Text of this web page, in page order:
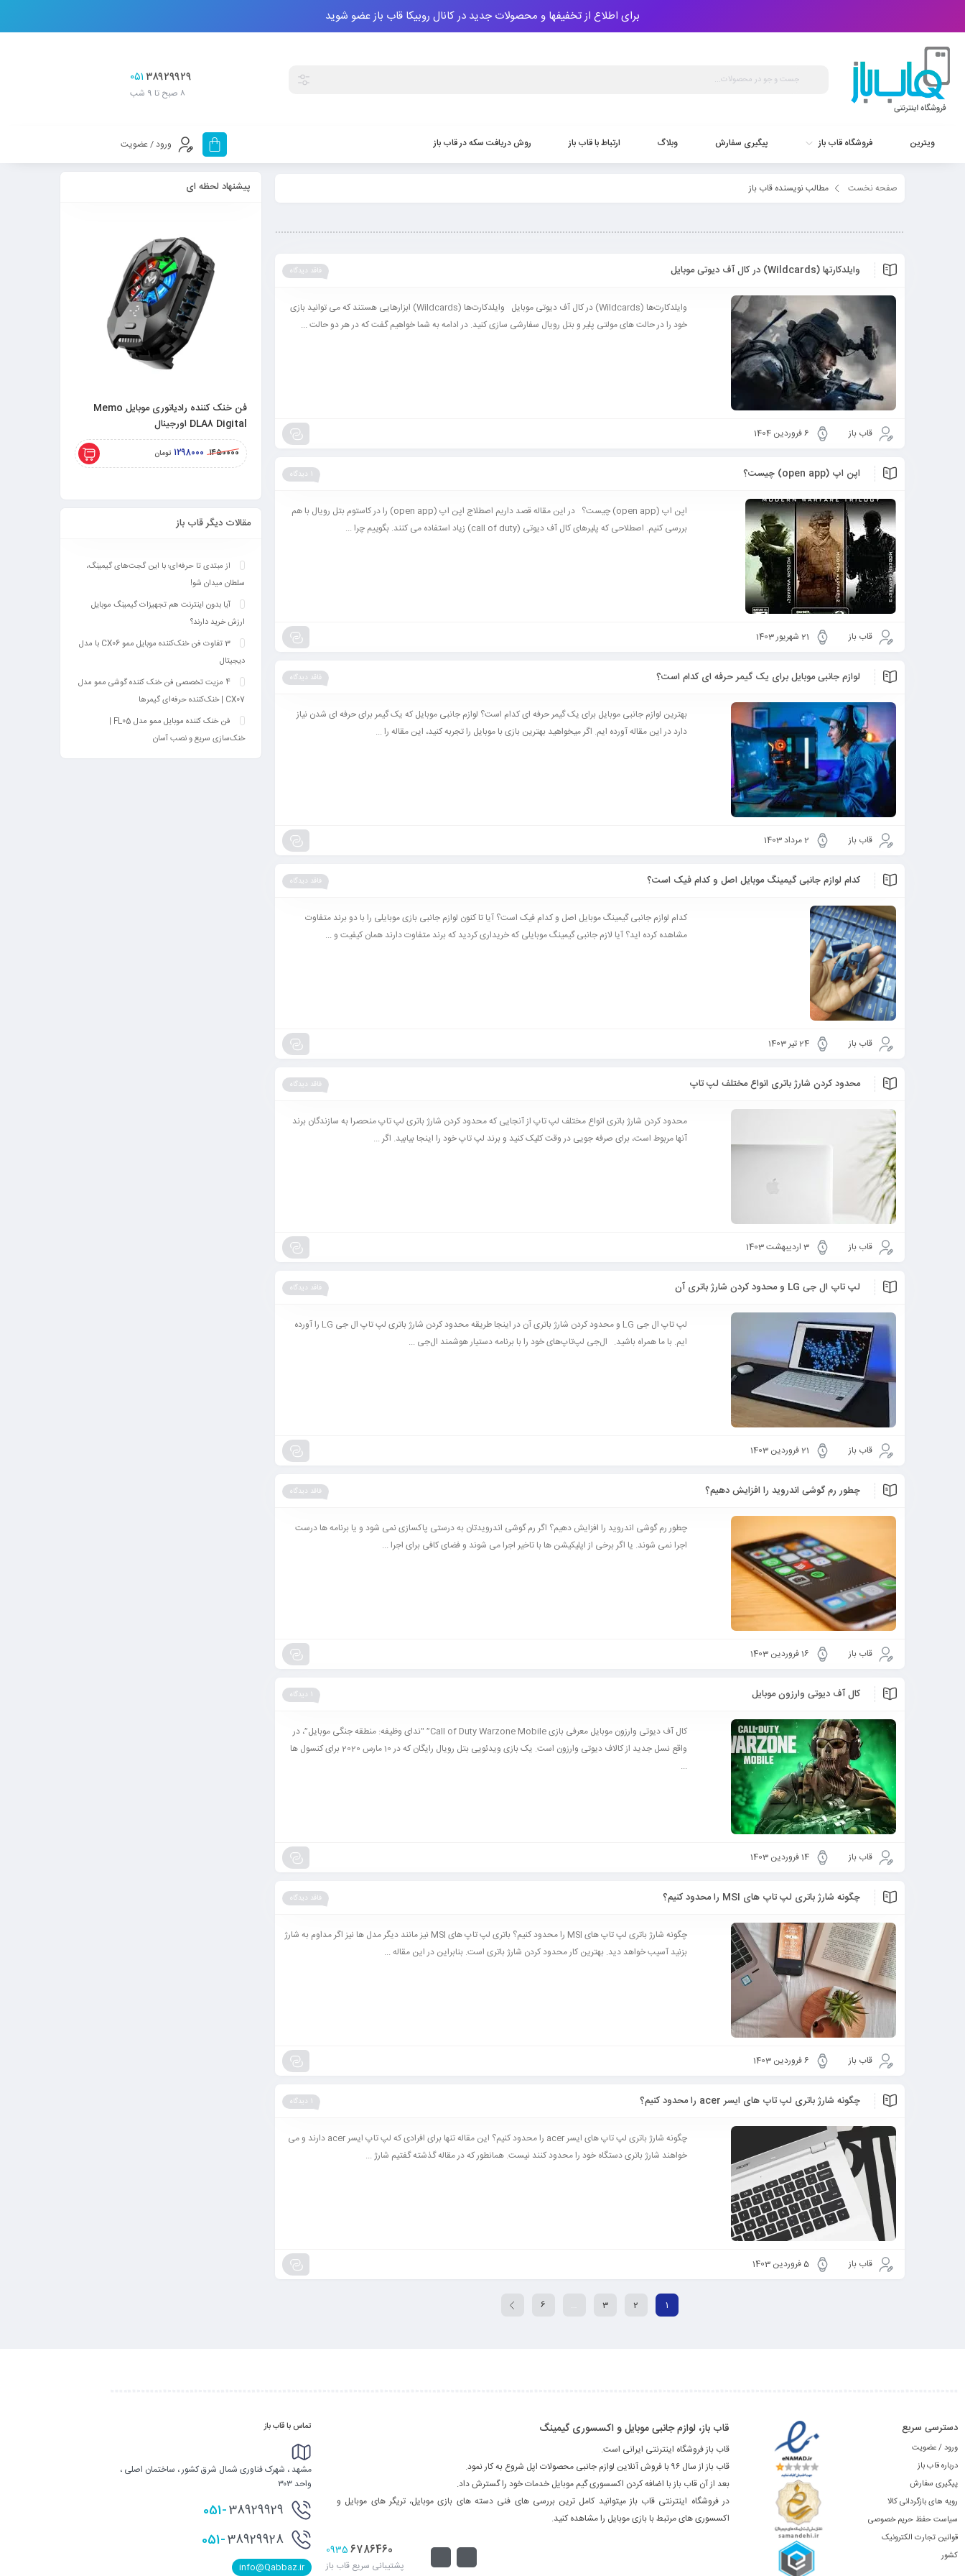
برای اطلاع از تخفیفها و محصولات جدید در کانال روبیکا قاب باز عضو شوید
۳۸۹۲۹۹۲۹۰۵۱
۸ صبح تا 9 شب
ویترین فروشگاه قاب باز پیگیری سفارش وبلاگ ارتباط با قاب باز روش دریافت سکه‌ در قاب باز ورود / عضویت
صفحه نخست مطالب نویسنده قاب باز
فاقد دیدگاه وایلدکارتها (Wildcards) در کال آف دیوتی موبایل
وایلدکارت‌ها (Wildcards) در کال آف دیوتی موبایل وایلدکارت‌ها (Wildcards) ابزارهایی هستند که می توانید بازی
خود را در حالت های مولتی پلیر و بتل رویال سفارشی سازی کنید. در ادامه به شما خواهیم گفت که در هر دو حالت ...
قاب باز 6 فروردین 1404
1 دیدگاه اپن اپ (open app) چیست؟
اپن اپ (open app) چیست؟ در این مقاله قصد داریم اصطلاج اپن اپ (open app) را در کاستوم بتل رویال با هم
بررسی کنیم. اصطلاحی که پلیرهای کال آف دیوتی (call of duty) زیاد استفاده می کنند. بگوییم چرا ...
قاب باز 21 شهریور 1403
فاقد دیدگاه لوازم جانبی موبایل برای یک گیمر حرفه ای کدام است؟
بهترین لوازم جانبی موبایل برای یک گیمر حرفه ای کدام است؟ لوازم جانبی موبایل که یک گیمر برای حرفه ای شدن نیاز
دارد در این مقاله آورده ایم. اگر میخواهید بهترین بازی با موبایل را تجربه کنید، این مقاله را ...
قاب باز 2 مرداد 1403
فاقد دیدگاه کدام لوازم جانبی گیمینگ موبایل اصل و کدام فیک است؟
کدام لوازم جانبی گیمینگ موبایل اصل و کدام فیک است؟ آیا تا کنون لوازم جانبی بازی موبایلی را با دو برند متفاوت
مشاهده کرده اید؟ آیا لازم جانبی گیمینگ موبایلی که خریداری کردید که برند متفاوت دارند همان کیفیت و ...
قاب باز 24 تیر 1403
فاقد دیدگاه محدود کردن شارژ باتری انواع مختلف لپ تاپ
محدود کردن شارژ باتری انواع مختلف لپ تاپ از آنجایی که محدود کردن شارژ باتری لپ تاپ منحصرا به سازندگان برند
آنها مربوط است، برای صرفه جویی در وقت کلیک کنید و برند لپ تاپ خود را اینجا بیابید. اگر ...
قاب باز 3 اردیبهشت 1403
فاقد دیدگاه لپ تاپ ال جی LG و محدود کردن شارژ باتری آن
لپ تاپ ال جی LG و محدود کردن شارژ باتری آن در اینجا طریقه محدود کردن شارژ باتری لپ تاپ ال جی LG را آورده
ایم. با ما همراه باشید. ال‌جی لپ‌تاپ‌های خود را با برنامه دستیار هوشمند ال‌جی ...
قاب باز 21 فروردین 1403
فاقد دیدگاه چطور رم گوشی اندروید را افزایش دهیم؟
چطور رم گوشی اندروید را افزایش دهیم؟ اگر رم گوشی اندرویدتان به درستی پاکسازی نمی شود و یا برنامه ها درست
اجرا نمی شوند. یا اگر برخی از اپلیکیشن ها با تاخیر اجرا می شوند و فضای کافی برای اجرا ...
قاب باز 16 فروردین 1403
1 دیدگاه کال آف دیوتی وارزون موبایل
کال آف دیوتی وارزون موبایل معرفی بازی Call of Duty Warzone Mobile” "ندای وظیفه: منطقه جنگی موبایل”، در
واقع نسل جدید از کالاف دیوتی وارزون است. یک بازی ویدئویی بتل رویال رایگان که در 10 مارس 2020 برای کنسول ها
...
قاب باز 14 فروردین 1403
فاقد دیدگاه چگونه شارژ باتری لپ تاپ های MSI را محدود کنیم؟
چگونه شارژ باتری لپ تاپ های MSI را محدود کنیم؟ باتری لپ تاپ های MSI نیز مانند دیگر مدل ها نیز اگر مداوم به شارژ
بزنید آسیب خواهد دید. بهترین کار محدود کردن شارژ باتری است. بنابراین در این مقاله ...
قاب باز 6 فروردین 1403
1 دیدگاه چگونه شارژ باتری لپ تاپ های ایسر acer را محدود کنیم؟
چگونه شارژ باتری لپ تاپ های ایسر acer را محدود کنیم؟ این مقاله تنها برای افرادی که لپ تاپ ایسر acer دارند و می
خواهند شارژ باتری دستگاه خود را محدود کنند نیست. همانطور که در مقاله گذشته گفتیم شارژ ...
قاب باز 5 فروردین 1403
1
2
3
…
6
پیشنهاد لحظه ای
فن خنک کننده رادیاتوری موبایل Memo
DLA8 Digital اورجینال
۱۴۵۰۰۰۰ ۱۲۹۸۰۰۰ تومان
مقالات دیگر قاب باز
از مبتدی تا حرفه‌ای؛ با این گجت‌های گیمینگ،
سلطان میدان شو!
آیا بدون اینترنت هم تجهیزات گیمینگ موبایل
ارزش خرید دارند؟
3 تفاوت فن خنک‌کننده موبایل ممو CX06 با مدل
دیجیتال
4 مزیت تخصصی فن خنک کننده گوشی ممو مدل
CX07 | خنک‌کننده حرفه‌ای گیمرها
فن خنک کننده موبایل ممو مدل FL05 |
خنک‌سازی سریع و نصب آسان
دسترسی سریع
ورود / عضویت
درباره قاب باز
پیگیری سفارش
رویه های بازگردانی کالا
سیاست حفظ حریم خصوصی
قوانین تجارت الکترونیک
کشور
قاب باز، لوازم جانبی موبایل و اکسسوری گیمینگ
قاب باز فروشگاه اینترنتی ایرانی است.
قاب باز از سال ۹۶ با فروش آنلاین لوازم جانبی محصولات اپل شروع به کار نمود.
بعد از آن قاب باز با اضافه کردن اکسسوری گیم موبایل خدمات خود را گسترش داد.
در فروشگاه اینترنتی قاب باز میتوانید کامل ترین بررسی های فنی دسته های بازی موبایل، تریگر های موبایل و
اکسسوری های مرتبط با بازی موبایل را مشاهده کنید.
6786460
0935
پشتیبانی سریع قاب باز
تماس با قاب باز
مشهد ، شهرک فناوری شمال شرق کشور ، ساختمان اصلی ،
واحد ۳۰۳
051-38929929
051-38929928
info@Qabbaz.ir